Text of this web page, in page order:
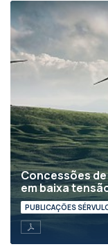
Concessões
em baixa
PUBLICAÇÕES